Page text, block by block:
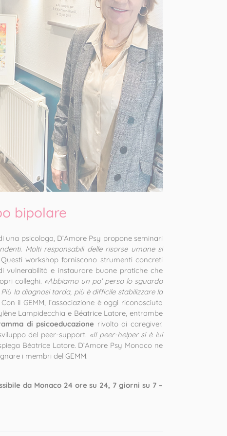
bipolare
psicologa, D’Amore Psy propone seminari
Molti responsabili delle risorse umane si
workshop forniscono strumenti concreti
vulnerabilità e instaurare buone pratiche che
colleghi. «Abbiamo un po’ perso lo sguardo
la diagnosi tarda, più è difficile stabilizzare la
il GEMM, l’associazione è oggi riconosciuta
Lampidecchia e Béatrice Latore, entrambe
di psicoeducazione rivolto ai caregiver.
del peer-support. «Il peer-helper si è lui
Béatrice Latore. D’Amore Psy Monaco ne
i membri del GEMM.
da Monaco 24 ore su 24, 7 giorni su 7 –